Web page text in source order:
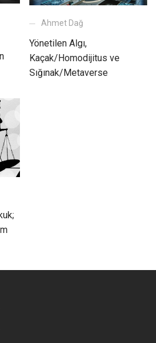
Ahmet Dağ
Yönetilen Algı,
Kaçak/Homodijitus ve
Sığınak/Metaverse